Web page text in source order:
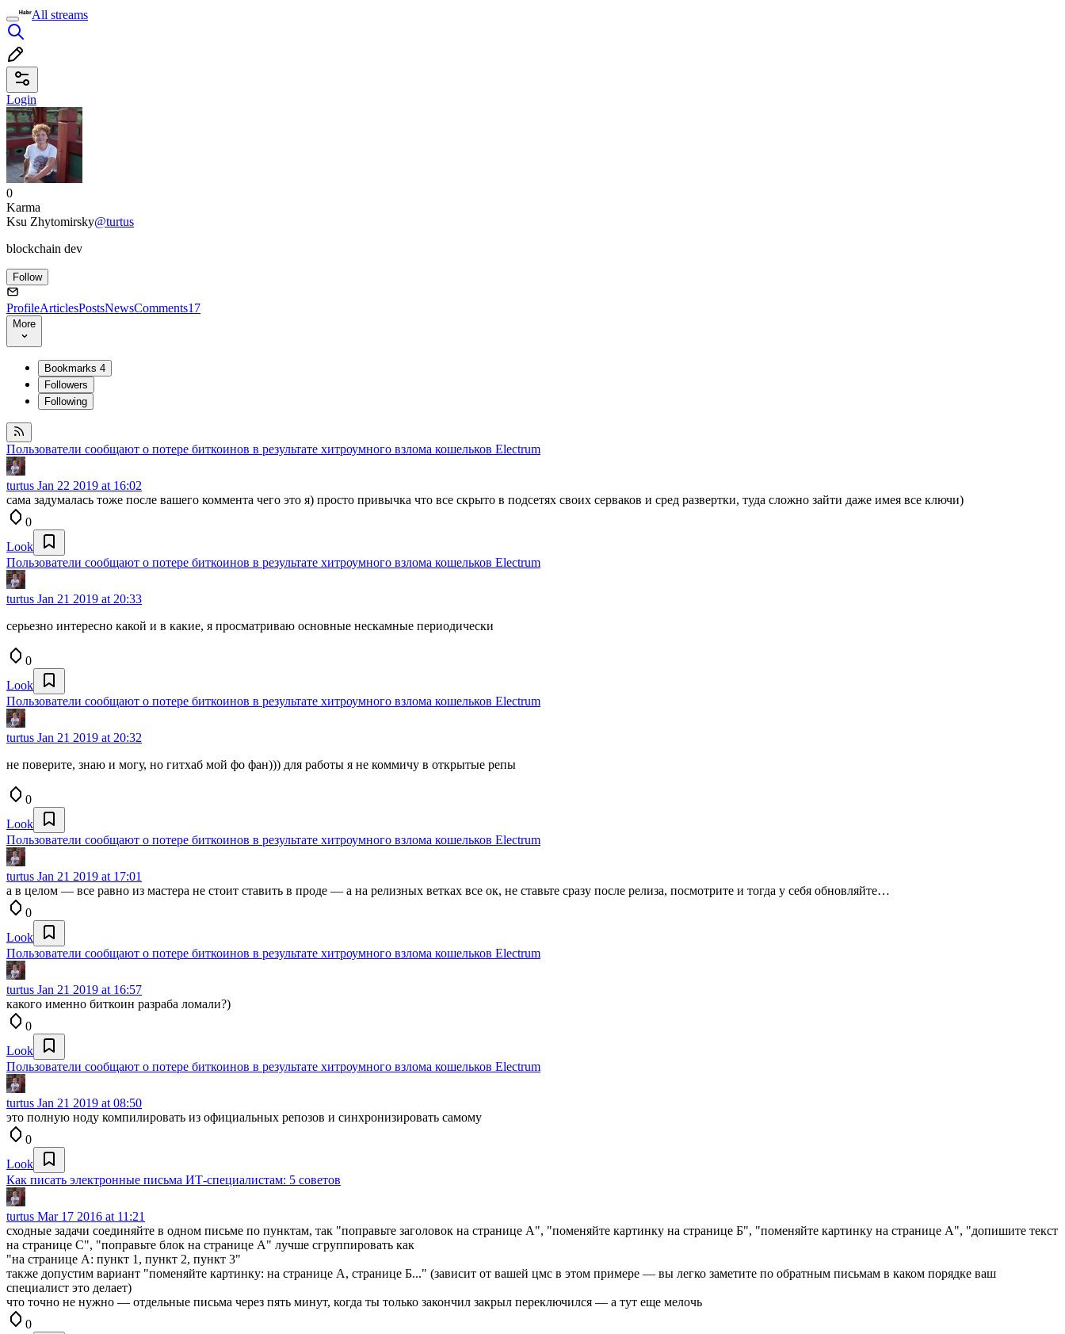
All streams
Login
0
Karma
Ksu Zhytomirsky@turtus
blockchain dev
Follow
ProfileArticlesPostsNewsComments17
More
Bookmarks 4
Followers
Following
Пользователи сообщают о потере биткоинов в результате хитроумного взлома кошельков Electrum
turtus Jan 22 2019 at 16:02
сама задумалась тоже после вашего коммента чего это я) просто привычка что все скрыто в подсетях своих серваков и сред развертки, туда сложно зайти даже имея все ключи)
0
Look
Пользователи сообщают о потере биткоинов в результате хитроумного взлома кошельков Electrum
turtus Jan 21 2019 at 20:33
серьезно интересно какой и в какие, я просматриваю основные нескамные периодически
0
Look
Пользователи сообщают о потере биткоинов в результате хитроумного взлома кошельков Electrum
turtus Jan 21 2019 at 20:32
не поверите, знаю и могу, но гитхаб мой фо фан))) для работы я не коммичу в открытые репы
0
Look
Пользователи сообщают о потере биткоинов в результате хитроумного взлома кошельков Electrum
turtus Jan 21 2019 at 17:01
а в целом — все равно из мастера не стоит ставить в проде — а на релизных ветках все ок, не ставьте сразу после релиза, посмотрите и тогда у себя обновляйте…
0
Look
Пользователи сообщают о потере биткоинов в результате хитроумного взлома кошельков Electrum
turtus Jan 21 2019 at 16:57
какого именно биткоин разраба ломали?)
0
Look
Пользователи сообщают о потере биткоинов в результате хитроумного взлома кошельков Electrum
turtus Jan 21 2019 at 08:50
это полную ноду компилировать из официальных репозов и синхронизировать самому
0
Look
Как писать электронные письма ИТ-специалистам: 5 советов
turtus Mar 17 2016 at 11:21
сходные задачи соединяйте в одном письме по пунктам, так "поправьте заголовок на странице А", "поменяйте картинку на странице Б", "поменяйте картинку на странице А", "допишите текст
на странице С", "поправьте блок на странице А" лучше сгруппировать как
"на странице А: пункт 1, пункт 2, пункт 3"
также допустим вариант "поменяйте картинку: на странице А, странице Б..." (зависит от вашей цмс в этом примере — вы легко заметите по обратным письмам в каком порядке ваш
специалист это делает)
что точно не нужно — отдельные письма через пять минут, когда ты только закончил закрыл переключился — а тут еще мелочь
0